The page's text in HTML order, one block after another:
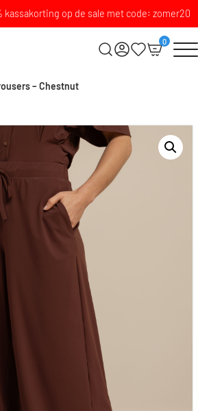
kassakorting op de sale met code: zomer20
0
– Chestnut